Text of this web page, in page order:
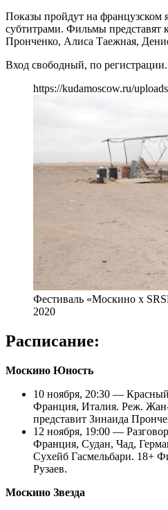
Показы пройдут на французском
субтитрами. Фильмы представят
Пронченко, Алиса Таежная,
Вход свободный, по регистрации.
https://kudamoscow.ru/
Фестиваль «Москино х
2020
Расписание:
Москино Юность
10 ноября, 20:30 —
Франция, Италия. Реж.
представит Зинаида
12 ноября, 19:00 —
Франция, Судан, Чад,
Сухейб Гасмельбари. 18+
Рузаев.
Москино Звезда